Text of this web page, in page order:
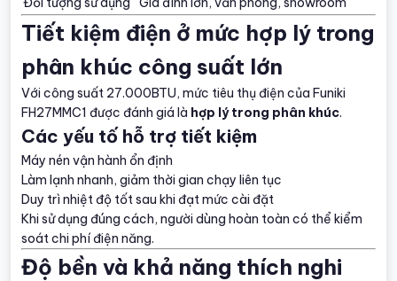
Tiết kiệm điện ở mức hợp lý trong
phân khúc công suất lớn
Với công suất 27.000BTU, mức tiêu thụ điện của Funiki
FH27MMC1 được đánh giá là hợp lý trong phân khúc.
Các yếu tố hỗ trợ tiết kiệm
Máy nén vận hành ổn định
Làm lạnh nhanh, giảm thời gian chạy liên tục
Duy trì nhiệt độ tốt sau khi đạt mức cài đặt
Khi sử dụng đúng cách, người dùng hoàn toàn có thể kiểm
soát chi phí điện năng.
Độ bền và khả năng thích nghi